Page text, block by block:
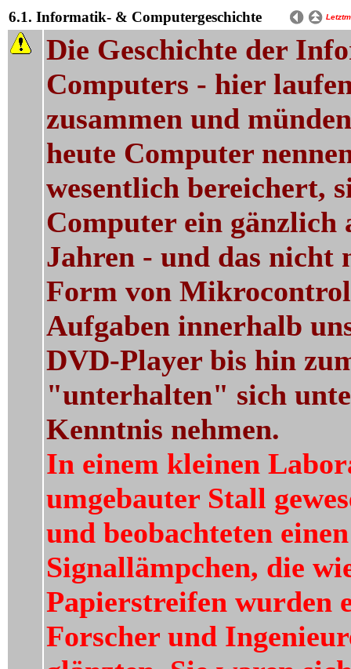
6.1. Informatik- & Computergeschichte
Die Geschichte der
Computers - hier
zusammen und
heute Computer
wesentlich bereichert,
Computer ein gänzlich
Jahren - und das nicht
Form von
Aufgaben innerhalb
DVD-Player bis hin
"unterhalten" sich
Kenntnis nehmen.
In einem kleinen
umgebauter Stall
und beobachteten
Signallämpchen, die
Papierstreifen wurden
Forscher und